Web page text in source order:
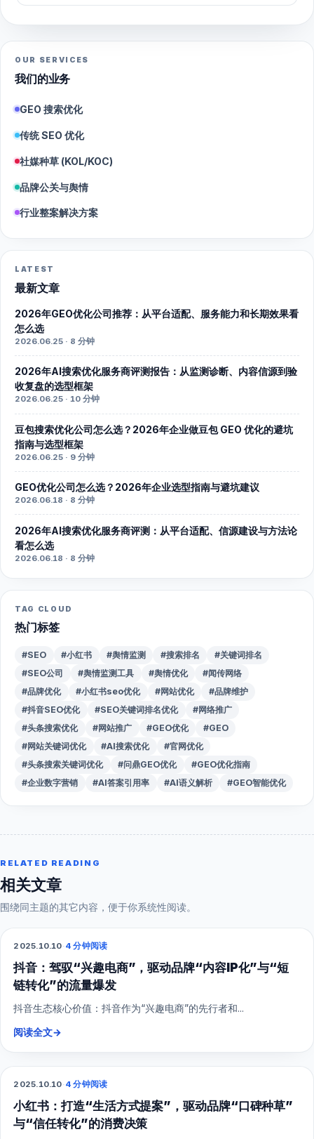
OUR SERVICES
我们的业务
GEO 搜索优化
传统 SEO 优化
社媒种草 (KOL/KOC)
品牌公关与舆情
行业整案解决方案
LATEST
最新文章
2026年GEO优化公司推荐：从平台适配、服务能力和长期效果看
怎么选
2026.06.25 · 8 分钟
2026年AI搜索优化服务商评测报告：从监测诊断、内容信源到验
收复盘的选型框架
2026.06.25 · 10 分钟
豆包搜索优化公司怎么选？2026年企业做豆包 GEO 优化的避坑
指南与选型框架
2026.06.25 · 9 分钟
GEO优化公司怎么选？2026年企业选型指南与避坑建议
2026.06.18 · 8 分钟
2026年AI搜索优化服务商评测：从平台适配、信源建设与方法论
看怎么选
2026.06.18 · 8 分钟
TAG CLOUD
热门标签
#SEO #小红书 #舆情监测 #搜索排名
#关键词排名
#SEO公司
#舆情监测工具 #舆情优化
#闻传网络
#品牌优化
#小红书seo优化 #网站优化
#品牌维护
#抖音SEO优化
#SEO关键词排名优化
#网络推广
#头条搜索优化
#网站推广 #GEO优化
#GEO
#网站关键词优化
#AI搜索优化
#官网优化
#头条搜索关键词优化
#问鼎GEO优化
#GEO优化指南
#企业数字营销
#AI答案引用率 #AI语义解析 #GEO智能优化
RELATED READING
相关文章
围绕同主题的其它内容，便于你系统性阅读。
抖音短视频
2025.10.10·4 分钟阅读
抖音：驾驭“兴趣电商”，驱动品牌“内容IP化”与“短
链转化”的流量爆发
抖音生态核心价值：抖音作为“兴趣电商”的先行者和...
阅读全文→
小红书
2025.10.10·4 分钟阅读
小红书：打造“生活方式提案”，驱动品牌“口碑种草”
与“信任转化”的消费决策